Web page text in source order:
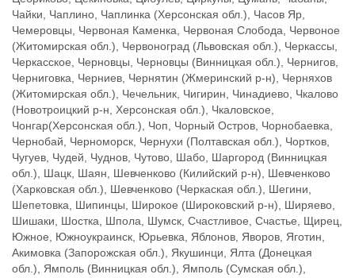
Черкассы,
Черкасское, Черновцы, Черновцы (Винницкая обл.), Чернигов,
Черниговка, Черниев, Чернятин (Жмеринский р-н), Черняхов
(Житомирская обл.), Чечельник, Чигирин, Чинадиево, Чкалово
(Новотроицкий р-н, Херсонская обл.), Чкаловское,
Чонгар(Херсонская обл.), Чоп, Чорный Остров, Чорнобаевка,
Чернобай, Черноморск, Чернухи (Полтавская обл.), Чортков,
Чугуев, Чудей, Чуднов, Чутово, Шабо, Шаргород (Винницкая
обл.), Шацк, Шаян, Шевченково (Килийский р-н), Шевченково
(Харковская обл.), Шевченково (Черкаская обл.), Шегини,
Шепетовка, Шипинцы, Широкое (Широковский р-н), Ширяево,
Шишаки, Шостка, Шпола, Шумск, Счастливое, Счастье, Щирец,
Южное, Южноукраинск, Юрьевка, Яблонов, Яворов, Яготин,
Акимовка (Запорожская обл.), Якушинци, Ялта (Донецкая
обл.), Ямполь (Винницкая обл.), Ямполь (Сумская обл.),